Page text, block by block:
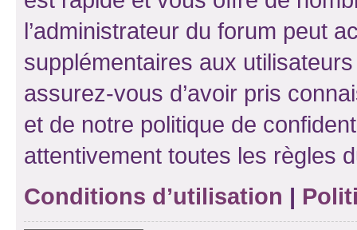
l’administrateur du forum peut
supplémentaires aux
assurez-vous d’avoir pris
et de notre politique de
attentivement toutes les règles
Conditions d’utilisation |